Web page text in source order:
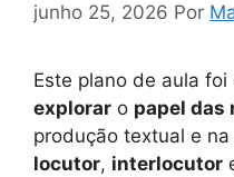
junho 25, 2026 Por
Este plano de aula
explorar o papel das
produção textual e
locutor, interlocutor